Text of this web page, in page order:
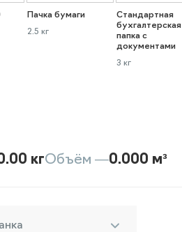
Пачка бумаги
2.5 кг
Стандартная
бухгалтерская
папка с
документами
3 кг
кгОбъём —0.000 м³